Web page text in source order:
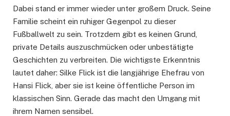
Dabei stand er immer wieder unter großem Druck. Seine
Familie scheint ein ruhiger Gegenpol zu dieser
Fußballwelt zu sein. Trotzdem gibt es keinen Grund,
private Details auszuschmücken oder unbestätigte
Geschichten zu verbreiten. Die wichtigste Erkenntnis
lautet daher: Silke Flick ist die langjährige Ehefrau von
Hansi Flick, aber sie ist keine öffentliche Person im
klassischen Sinn. Gerade das macht den Umgang mit
ihrem Namen sensibel.